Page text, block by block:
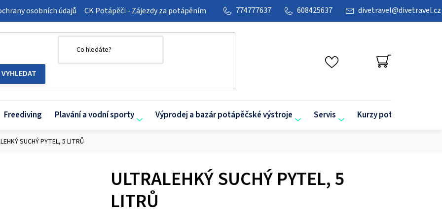
osobních údajů CK Potápěči - Zájezdy za potápěním divetravel@divetravel.cz
608425637
774777637
NÁKUPNÍ
KOŠÍK
Freediving Plavání a vodní sporty Výprodej a bazár potápěčské výstroje Servis Kurzy potápění
SUCHÝ PYTEL, 5 LITRŮ
ULTRALEHKÝ SUCHÝ PYTEL, 5
LITRŮ